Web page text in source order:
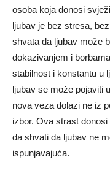
osoba koja donosi
ljubav je bez stresa,
shvata da ljubav može
dokazivanjem i
stabilnost i konstantu u
ljubav se može pojaviti
nova veza dolazi ne iz
izbor. Ova strast
da shvati da ljubav ne
ispunjavajuća.